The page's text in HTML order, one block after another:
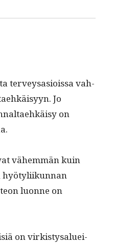
ter­veysasiois­sa vah­
Jo
on
vähem­män kuin
hyötyli­ikun­nan
luonne on
on virk­istysaluei­